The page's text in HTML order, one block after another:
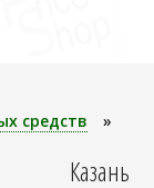
средств
»
Казань